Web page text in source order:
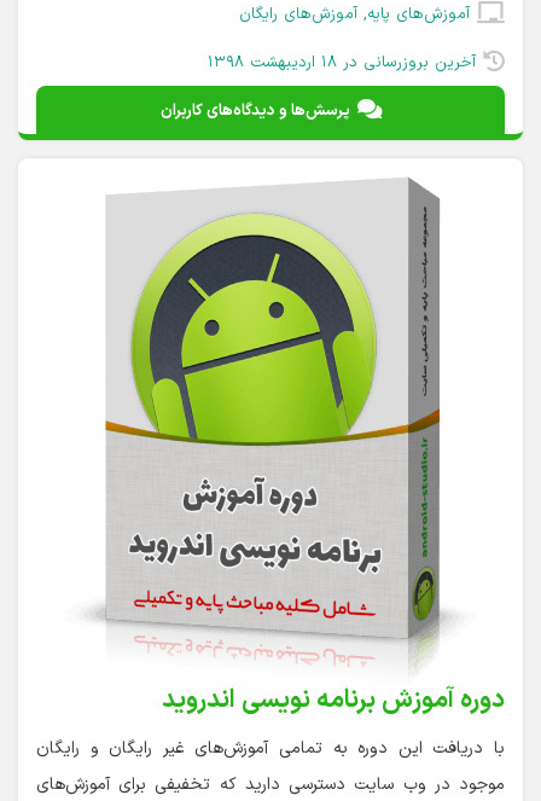
آموزش‌های پایه, آموزش‌های رایگان
آخرین بروزرسانی در ۱۸ اردیبهشت ۱۳۹۸
پرسش‌ها و دیدگاه‌های کاربران
دوره آموزش برنامه نویسی اندروید
با دریافت این دوره به تمامی آموزش‌های غیر رایگان و رایگان
موجود در وب سایت دسترسی دارید که تخفیفی برای آموزش‌های